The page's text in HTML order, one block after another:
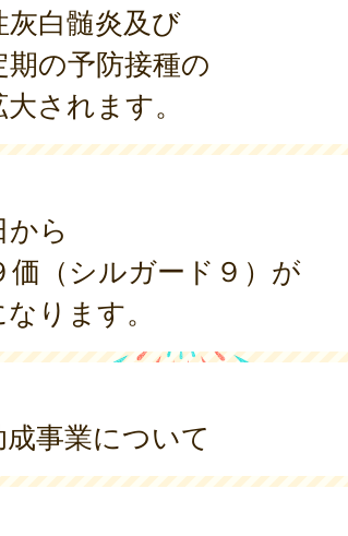
白髄炎及び
の予防接種の
されます。
ら
価（シルガード９）が
ります。
事業について